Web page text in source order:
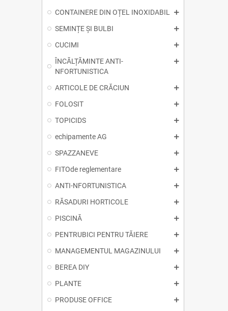
CONTAINERE DIN OȚEL INOXIDABIL
SEMINȚE ȘI BULBI
CUCIMI
ÎNCĂLȚĂMINTE ANTI-
NFORTUNISTICA
ARTICOLE DE CRĂCIUN
FOLOSIT
TOPICIDS
echipamente AG
SPAZZANEVE
FITOde reglementare
ANTI-NFORTUNISTICA
RĂSADURI HORTICOLE
PISCINĂ
PENTRUBICI PENTRU TĂIERE
MANAGEMENTUL MAGAZINULUI
BEREA DIY
PLANTE
PRODUSE OFFICE